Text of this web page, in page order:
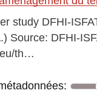
study DFHI-
Source: DFHI-
th…